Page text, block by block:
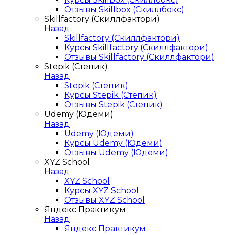
Отзывы Skillbox (Скиллбокс)
Skillfactory (Скиллфактори)
Назад
Skillfactory (Скиллфактори)
Курсы Skillfactory (Скиллфактори)
Отзывы Skillfactory (Скиллфактори)
Stepik (Степик)
Назад
Stepik (Степик)
Курсы Stepik (Степик)
Отзывы Stepik (Степик)
Udemy (Юдеми)
Назад
Udemy (Юдеми)
Курсы Udemy (Юдеми)
Отзывы Udemy (Юдеми)
XYZ School
Назад
XYZ School
Курсы XYZ School
Отзывы XYZ School
Яндекс Практикум
Назад
Яндекс Практикум